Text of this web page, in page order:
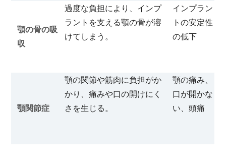
顎の骨の吸
収
過度な負担により、インプ
ラントを支える顎の骨が溶
けてしまう。
インプラン
トの安定性
の低下
顎関節症
顎の関節や筋肉に負担がか
かり、痛みや口の開けにく
さを生じる。
顎の痛み、
口が開かな
い、頭痛